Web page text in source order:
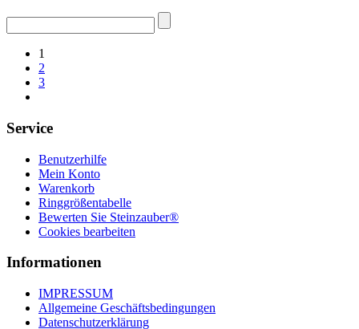
Suchen
nach:
1
2
3
Service
Benutzerhilfe
Mein Konto
Warenkorb
Ringgrößentabelle
Bewerten Sie Steinzauber®
Cookies bearbeiten
Informationen
IMPRESSUM
Allgemeine Geschäftsbedingungen
Datenschutzerklärung